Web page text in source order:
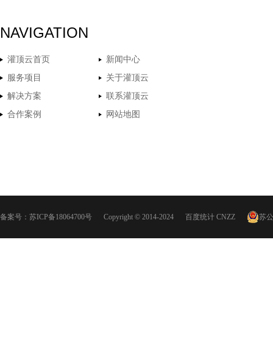
NAVIGATION
灌顶云首页
新闻中心
服务项目
关于灌顶云
解决方案
联系灌顶云
合作案例
网站地图
备案号： 苏ICP备18064700号 Copyright © 2014-2024 百度统计 CNZZ 苏